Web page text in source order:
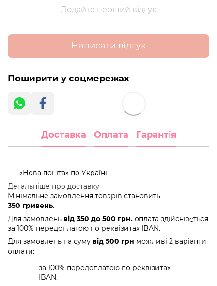
Додайте перший відгук
Написати відгук
Поширити у соцмережах
Доставка Оплата Гарантія
«Нова пошта» по Україні
Детальніше про доставку
Мінімальне замовлення товарів становить
350 гривень.
Для замовлень від 350 до 500 грн. оплата здійснюється
за 100% передоплатою по реквізитах IBAN.
Для замовлень на суму від 500 грн можливі 2 варіанти
оплати:
за 100% передоплатою по реквізитах
IBAN.